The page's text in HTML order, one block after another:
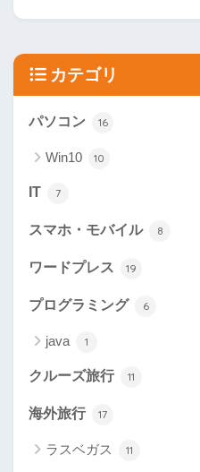
カテゴリ
パソコン 16
Win10 10
IT 7
スマホ・モバイル 8
ワードプレス 19
プログラミング 6
java 1
クルーズ旅行 11
海外旅行 17
ラスベガス 11